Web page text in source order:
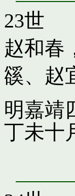
23世
赵和春
豀、 赵
明嘉靖
丁未十